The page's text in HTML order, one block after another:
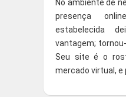
No ambiente de
presença
estabelecida
vantagem;
Seu site é o
mercado virtual, e